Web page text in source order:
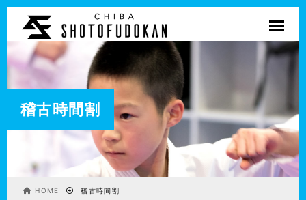
稽古時間割
HOME 稽古時間割